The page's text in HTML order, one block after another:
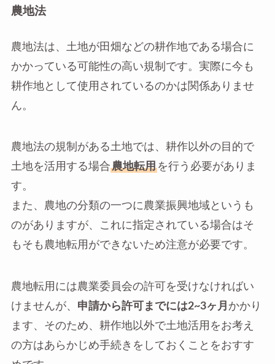
農地法
農地法は、土地が田畑などの耕作地である場合に
かかっている可能性の高い規制です。実際に今も
耕作地として使用されているのかは関係ありませ
ん。
農地法の規制がある土地では、耕作以外の目的で
土地を活用する場合農地転用を行う必要がありま
す。
また、農地の分類の一つに農業振興地域というも
のがありますが、これに指定されている場合はそ
もそも農地転用ができないため注意が必要です。
農地転用には農業委員会の許可を受けなければい
けませんが、 申請から許可までには2~3ヶ月 かかり
ます、そのため、耕作地以外で土地活用をお考え
の方はあらかじめ手続きをしておくことをおすす